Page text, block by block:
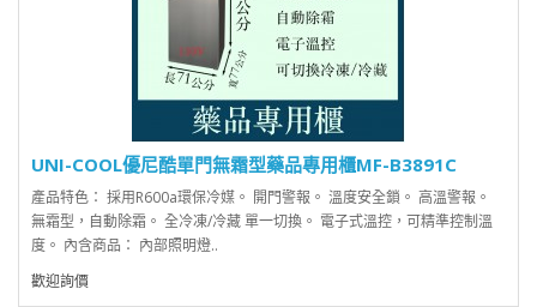
UNI-COOL優尼酷單門無霜型藥品專用櫃MF-B3891C
產品特色： 採用R600a環保冷媒。 開門警報。 溫度安全鎖。 高溫警報。
無霜型，自動除霜。 全冷凍/冷藏 單一切換。 電子式溫控，可精準控制溫
度。 內含商品： 內部照明燈..
歡迎詢價